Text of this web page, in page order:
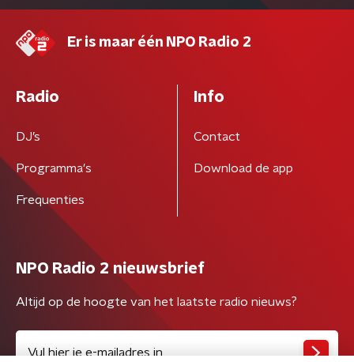
Er is maar één NPO Radio 2
Radio
DJ’s
Programma's
Frequenties
Info
Contact
Download de app
NPO Radio 2 nieuwsbrief
Altijd op de hoogte van het laatste radio nieuws?